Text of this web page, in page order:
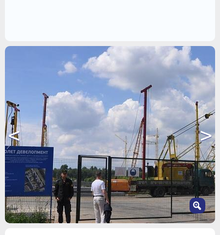
< >